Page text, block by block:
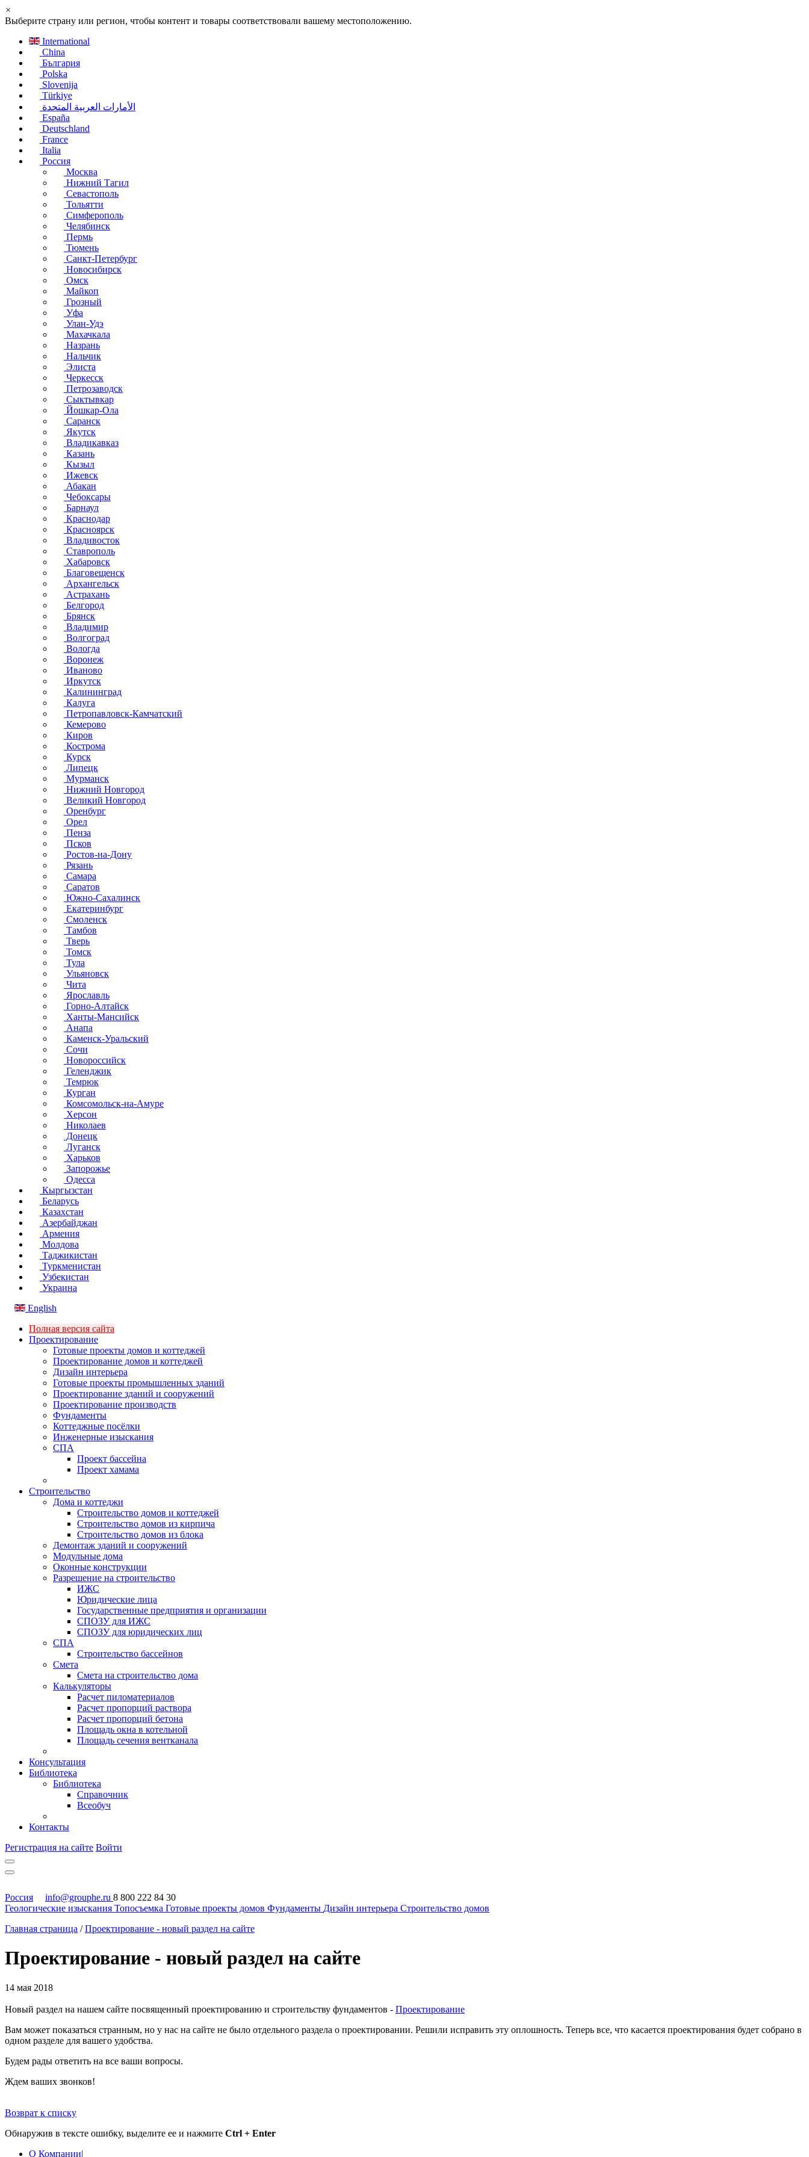
×
Выберите страну или регион, чтобы контент и товары соответствовали вашему местоположению.
International
China
България
Polska
Slovenija
Türkiye
الأمارات العربية المتحدة
España
Deutschland
France
Italia
Россия
Москва
Нижний Тагил
Севастополь
Тольятти
Симферополь
Челябинск
Пермь
Тюмень
Санкт-Петербург
Новосибирск
Омск
Майкоп
Грозный
Уфа
Улан-Удэ
Махачкала
Назрань
Нальчик
Элиста
Черкесск
Петрозаводск
Сыктывкар
Йошкар-Ола
Саранск
Якутск
Владикавказ
Казань
Кызыл
Ижевск
Абакан
Чебоксары
Барнаул
Краснодар
Красноярск
Владивосток
Ставрополь
Хабаровск
Благовещенск
Архангельск
Астрахань
Белгород
Брянск
Владимир
Волгоград
Вологда
Воронеж
Иваново
Иркутск
Калининград
Калуга
Петропавловск-Камчатский
Кемерово
Киров
Кострома
Курск
Липецк
Мурманск
Нижний Новгород
Великий Новгород
Оренбург
Орел
Пенза
Псков
Ростов-на-Дону
Рязань
Самара
Саратов
Южно-Сахалинск
Екатеринбург
Смоленск
Тамбов
Тверь
Томск
Тула
Ульяновск
Чита
Ярославль
Горно-Алтайск
Ханты-Мансийск
Анапа
Каменск-Уральский
Сочи
Новороссийск
Геленджик
Темрюк
Курган
Комсомольск-на-Амуре
Херсон
Николаев
Донецк
Луганск
Харьков
Запорожье
Одесса
Кыргызстан
Беларусь
Казахстан
Азербайджан
Армения
Молдова
Таджикистан
Туркменистан
Узбекистан
Украина
English
Полная версия сайта
Проектирование
Готовые проекты домов и коттеджей
Проектирование домов и коттеджей
Дизайн интерьера
Готовые проекты промышленных зданий
Проектирование зданий и сооружений
Проектирование производств
Фундаменты
Коттеджные посёлки
Инженерные изыскания
СПА
Проект бассейна
Проект хамама
Строительство
Дома и коттеджи
Строительство домов и коттеджей
Строительство домов из кирпича
Строительство домов из блока
Демонтаж зданий и сооружений
Модульные дома
Оконные конструкции
Разрешение на строительство
ИЖС
Юридические лица
Государственные предприятия и организации
СПОЗУ для ИЖС
СПОЗУ для юридических лиц
СПА
Строительство бассейнов
Смета
Смета на строительство дома
Калькуляторы
Расчет пиломатериалов
Расчет пропорций раствора
Расчет пропорций бетона
Площадь окна в котельной
Площадь сечения вентканала
Консультация
Библиотека
Библиотека
Справочник
Всеобуч
Контакты
Регистрация на сайте Войти
Россия info@grouphe.ru 8 800 222 84 30
Геологические изыскания Топосъемка Готовые проекты домов Фундаменты Дизайн интерьера Строительство домов
Главная страница / Проектирование - новый раздел на сайте
Проектирование - новый раздел на сайте
14 мая 2018
Новый раздел на нашем сайте посвященный проектированию и строительству фундаментов - Проектирование
Вам может показаться странным, но у нас на сайте не было отдельного раздела о проектировании. Решили исправить эту оплошность. Теперь все, что касается проектирования будет собрано в
одном разделе для вашего удобства.
Будем рады ответить на все ваши вопросы.
Ждем ваших звонков!
Возврат к списку
Обнаружив в тексте ошибку, выделите ее и нажмите Ctrl + Enter
О Компании|